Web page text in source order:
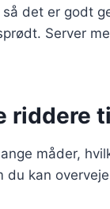
det er godt
Server
riddere
måder,
du kan